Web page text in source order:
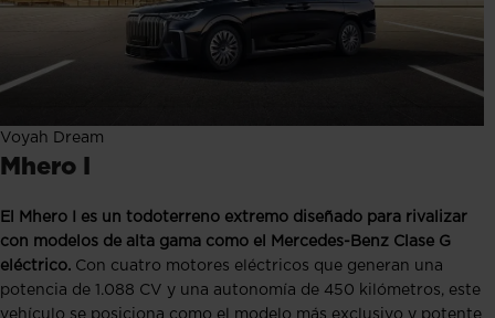
Voyah Dream
Mhero I
El Mhero I es un todoterreno extremo diseñado para rivalizar
con modelos de alta gama como el Mercedes-Benz Clase G
eléctrico. Con cuatro motores eléctricos que generan una
potencia de 1.088 CV y una autonomía de 450 kilómetros, este
vehículo se posiciona como el modelo más exclusivo y potente